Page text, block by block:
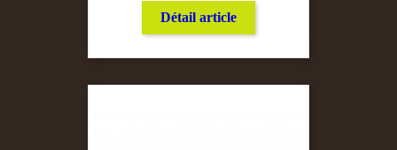
Détail article